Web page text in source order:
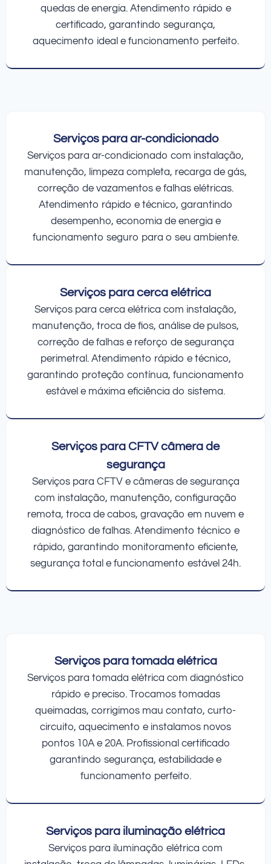
quedas de energia. Atendimento rápido e
certificado, garantindo segurança,
aquecimento ideal e funcionamento perfeito.
Serviços para ar-condicionado
Serviços para ar-condicionado com instalação,
manutenção, limpeza completa, recarga de gás,
correção de vazamentos e falhas elétricas.
Atendimento rápido e técnico, garantindo
desempenho, economia de energia e
funcionamento seguro para o seu ambiente.
Serviços para cerca elétrica
Serviços para cerca elétrica com instalação,
manutenção, troca de fios, análise de pulsos,
correção de falhas e reforço de segurança
perimetral. Atendimento rápido e técnico,
garantindo proteção contínua, funcionamento
estável e máxima eficiência do sistema.
Serviços para CFTV câmera de
segurança
Serviços para CFTV e câmeras de segurança
com instalação, manutenção, configuração
remota, troca de cabos, gravação em nuvem e
diagnóstico de falhas. Atendimento técnico e
rápido, garantindo monitoramento eficiente,
segurança total e funcionamento estável 24h.
Serviços para tomada elétrica
Serviços para tomada elétrica com diagnóstico
rápido e preciso. Trocamos tomadas
queimadas, corrigimos mau contato, curto-
circuito, aquecimento e instalamos novos
pontos 10A e 20A. Profissional certificado
garantindo segurança, estabilidade e
funcionamento perfeito.
Serviços para iluminação elétrica
Serviços para iluminação elétrica com